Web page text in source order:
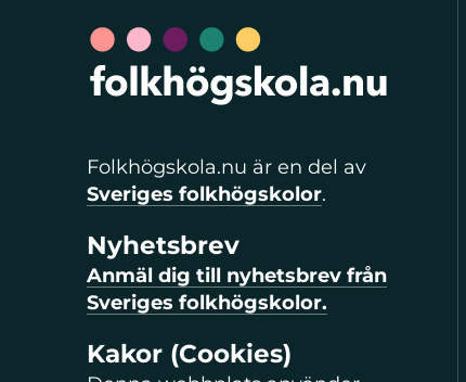
Folkhögskola.nu är en del av
Sveriges folkhögskolor.
Nyhetsbrev
Anmäl dig till nyhetsbrev från
Sveriges folkhögskolor.
Kakor (Cookies)